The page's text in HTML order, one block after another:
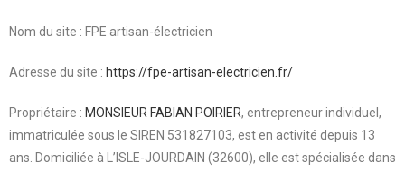
Nom du site : FPE artisan-électricien
Adresse du site : https://fpe-artisan-electricien.fr/
Propriétaire : MONSIEUR FABIAN POIRIER, entrepreneur individuel,
immatriculée sous le SIREN 531827103, est en activité depuis 13
ans. Domiciliée à L’ISLE-JOURDAIN (32600), elle est spécialisée dans